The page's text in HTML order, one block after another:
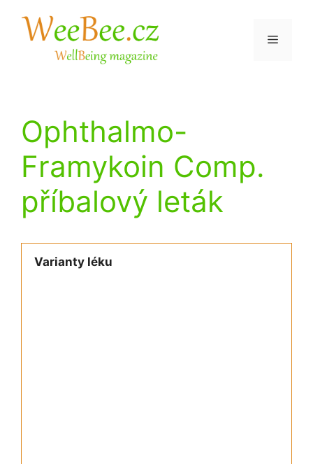
obsah
Menu
Ophthalmo-
Framykoin Comp.
příbalový leták
Varianty léku